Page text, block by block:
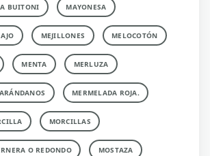
BUITONI MAYONESA
MEJILLONES MELOCOTÓN
MENTA MERLUZA
MERMELADA ROJA.
MORCILLAS
O REDONDO MOSTAZA